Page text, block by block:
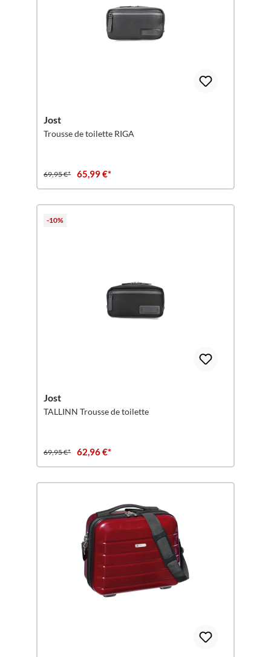
Jost
Trousse de toilette RIGA
69,95 €* 65,99 €*
-10%
Jost
TALLINN Trousse de toilette
69,95 €* 62,96 €*